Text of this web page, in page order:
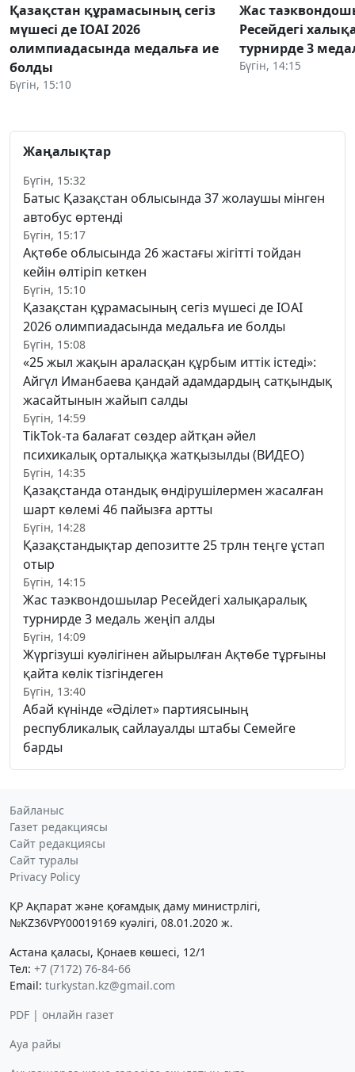
Қазақстан құрамасының сегіз
мүшесі де IOAI 2026
олимпиадасында медальға ие
болды
Бүгін, 15:10
Жас
Ресейдегі
турнирде 3
Бүгін, 14:15
Жаңалықтар
Бүгін, 15:32
Батыс Қазақстан облысында 37 жолаушы мінген
автобус өртенді
Бүгін, 15:17
Ақтөбе облысында 26 жастағы жігітті тойдан
кейін өлтіріп кеткен
Бүгін, 15:10
Қазақстан құрамасының сегіз мүшесі де IOAI
2026 олимпиадасында медальға ие болды
Бүгін, 15:08
«25 жыл жақын араласқан құрбым иттік істеді»:
Айгүл Иманбаева қандай адамдардың сатқындық
жасайтынын жайып салды
Бүгін, 14:59
TikTok-та балағат сөздер айтқан әйел
психикалық орталыққа жатқызылды (ВИДЕО)
Бүгін, 14:35
Қазақстанда отандық өндірушілермен жасалған
шарт көлемі 46 пайызға артты
Бүгін, 14:28
Қазақстандықтар депозитте 25 трлн теңге ұстап
отыр
Бүгін, 14:15
Жас таэквондошылар Ресейдегі халықаралық
турнирде 3 медаль жеңіп алды
Бүгін, 14:09
Жүргізуші куәлігінен айырылған Ақтөбе тұрғыны
қайта көлік тізгіндеген
Бүгін, 13:40
Абай күнінде «Әділет» партиясының
республикалық сайлауалды штабы Семейге
барды
Байланыс
Газет редакциясы
Сайт редакциясы
Сайт туралы
Privacy Policy
ҚР Ақпарат және қоғамдық даму министрлігі,
№KZ36VPY00019169 куәлігі, 08.01.2020 ж.
Астана қаласы, Қонаев көшесі, 12/1
Тел: +7 (7172) 76-84-66
Email: turkystan.kz@gmail.com
PDF | онлайн газет
Ауа райы